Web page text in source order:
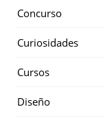
Concurso
Curiosidades
Cursos
Diseño